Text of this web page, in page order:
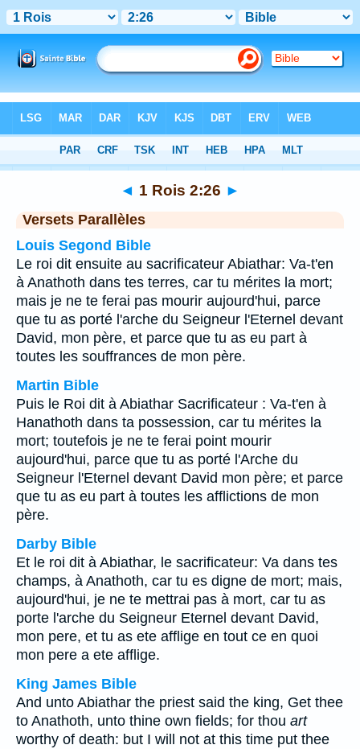
Chapitre 2> Verset 26
◄ 1 Rois 2:26 ►
Versets Parallèles
Louis Segond Bible
Le roi dit ensuite au sacrificateur Abiathar: Va-t'en
à Anathoth dans tes terres, car tu mérites la mort;
mais je ne te ferai pas mourir aujourd'hui, parce
que tu as porté l'arche du Seigneur l'Eternel devant
David, mon père, et parce que tu as eu part à
toutes les souffrances de mon père.
Martin Bible
Puis le Roi dit à Abiathar Sacrificateur : Va-t'en à
Hanathoth dans ta possession, car tu mérites la
mort; toutefois je ne te ferai point mourir
aujourd'hui, parce que tu as porté l'Arche du
Seigneur l'Eternel devant David mon père; et parce
que tu as eu part à toutes les afflictions de mon
père.
Darby Bible
Et le roi dit à Abiathar, le sacrificateur: Va dans tes
champs, à Anathoth, car tu es digne de mort; mais,
aujourd'hui, je ne te mettrai pas à mort, car tu as
porte l'arche du Seigneur Eternel devant David,
mon pere, et tu as ete afflige en tout ce en quoi
mon pere a ete afflige.
King James Bible
And unto Abiathar the priest said the king, Get thee
to Anathoth, unto thine own fields; for thou art
worthy of death: but I will not at this time put thee